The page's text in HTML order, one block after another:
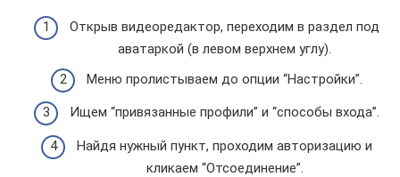
Открыв видеоредактор, переходим в раздел под
аватаркой (в левом верхнем углу).
Меню пролистываем до опции “Настройки”.
Ищем “привязанные профили” и “способы входа”.
Найдя нужный пункт, проходим авторизацию и
кликаем “Отсоединение”.